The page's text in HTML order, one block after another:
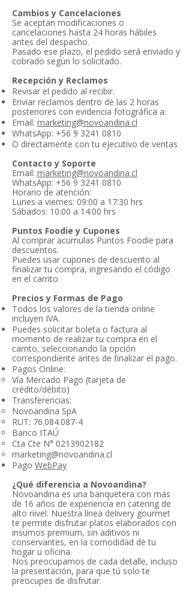
Cambios y Cancelaciones
Se aceptan modificaciones o
cancelaciones hasta 24 horas hábiles
antes del despacho.
Pasado ese plazo, el pedido será enviado y
cobrado según lo solicitado.
Recepción y Reclamos
Revisar el pedido al recibir.
Enviar reclamos dentro de las 2 horas
posteriores con evidencia fotográfica a:
Email: marketing@novoandina.cl
WhatsApp: +56 9 3241 0810
O directamente con tu ejecutivo de ventas
Contacto y Soporte
Email: marketing@novoandina.cl
WhatsApp: +56 9 3241 0810
Horario de atención:
Lunes a viernes: 09:00 a 17:30 hrs
Sábados: 10:00 a 14:00 hrs
Puntos Foodie y Cupones
Al comprar acumulas Puntos Foodie para
descuentos.
Puedes usar cupones de descuento al
finalizar tu compra, ingresando el código
en el carrito.
Precios y Formas de Pago
Todos los valores de la tienda online
incluyen IVA.
Puedes solicitar boleta o factura al
momento de realizar tu compra en el
carrito, seleccionando la opción
correspondiente antes de finalizar el pago.
Pagos Online:
Vía Mercado Pago (tarjeta de
crédito/débito)
Transferencias:
Novoandina SpA
RUT: 76.084.087-4
Banco ITAÚ
Cta Cte N° 0213902182
marketing@novoandina.cl
Pago WebPay
¿Qué diferencia a Novoandina?
Novoandina es una banquetera con más
de 16 años de experiencia en catering de
alto nivel. Nuestra línea delivery gourmet
te permite disfrutar platos elaborados con
insumos premium, sin aditivos ni
conservantes, en la comodidad de tu
hogar u oficina.
Nos preocupamos de cada detalle, incluso
la presentación, para que tú solo te
preocupes de disfrutar.